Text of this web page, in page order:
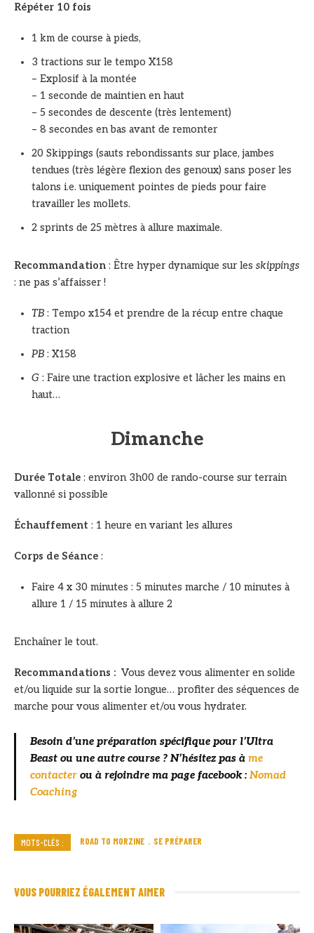
Répéter 10 fois
1 km de course à pieds,
3 tractions sur le tempo X158
– Explosif à la montée
– 1 seconde de maintien en haut
– 5 secondes de descente (très lentement)
– 8 secondes en bas avant de remonter
20 Skippings (sauts rebondissants sur place, jambes
tendues (très légère flexion des genoux) sans poser les
talons i.e. uniquement pointes de pieds pour faire
travailler les mollets.
2 sprints de 25 mètres à allure maximale.
Recommandation : Être hyper dynamique sur les skippings
: ne pas s’affaisser !
TB : Tempo x154 et prendre de la récup entre chaque
traction
PB : X158
G : Faire une traction explosive et lâcher les mains en
haut…
Dimanche
Durée Totale : environ 3h00 de rando-course sur terrain
vallonné si possible
Échauffement : 1 heure en variant les allures
Corps de Séance :
Faire 4 x 30 minutes : 5 minutes marche / 10 minutes à
allure 1 / 15 minutes à allure 2
Enchaîner le tout.
Recommandations : Vous devez vous alimenter en solide
et/ou liquide sur la sortie longue… profiter des séquences de
marche pour vous alimenter et/ou vous hydrater.
Besoin d’une préparation spécifique pour l’Ultra
Beast ou une autre course ? N’hésitez pas à me
contacter ou à rejoindre ma page facebook : Nomad
Coaching
MOTS-CLÉS : ROAD TO MORZINE SE PRÉPARER
VOUS POURRIEZ ÉGALEMENT AIMER